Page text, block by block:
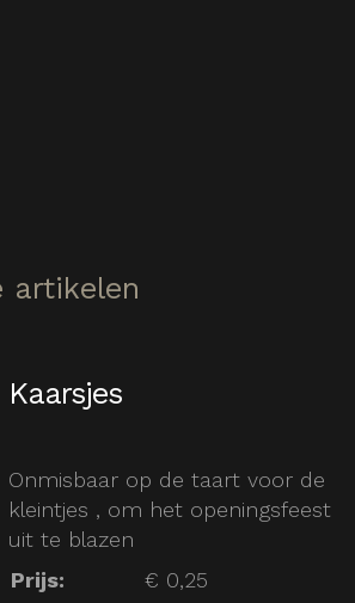
artikelen
Kaarsjes
Onmisbaar op de taart voor de
kleintjes , om het openingsfeest
uit te blazen
Prijs: € 0,25